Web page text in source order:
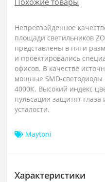
Непревзойденное
площади светильников
представлены в пяти
и проектировались
офисов. В качестве
мощные SMD-светодиоды
4000К. Высокий индекс
пульсации защитят глаза
усталости.
Maytoni
Характеристики